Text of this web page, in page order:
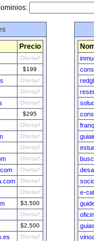
Precio
Ofertar!
$199
Ofertar!
Ofertar!
Ofertar!
$295
Ofertar!
Ofertar!
Ofertar!
Ofertar!
Ofertar!
Ofertar!
Ofertar!
$3,500
Ofertar!
$2,500
Ofertar!
e-